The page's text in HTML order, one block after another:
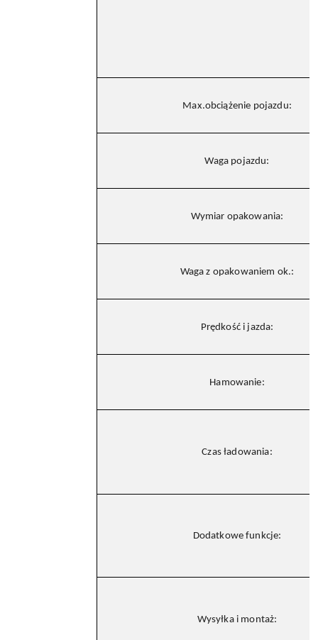
Max.obciążenie pojazdu:
Waga pojazdu:
Wymiar opakowania:
Waga z opakowaniem ok.:
Prędkość i jazda:
Hamowanie:
Czas ładowania:
Dodatkowe funkcje:
Wysyłka i montaż: